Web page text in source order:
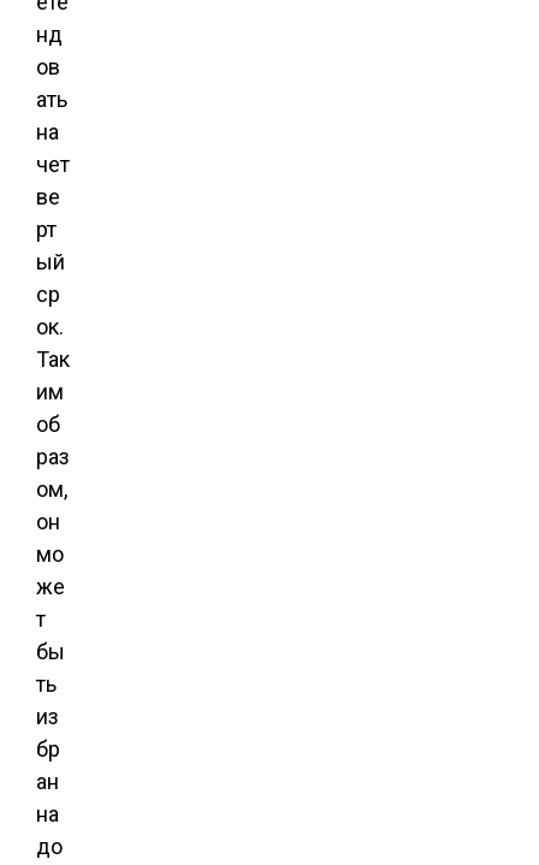
нд
ов
ать
на
чет
ве
рт
ый
ср
ок.
Так
им
об
раз
ом,
он
мо
же
т
бы
ть
из
бр
ан
на
до